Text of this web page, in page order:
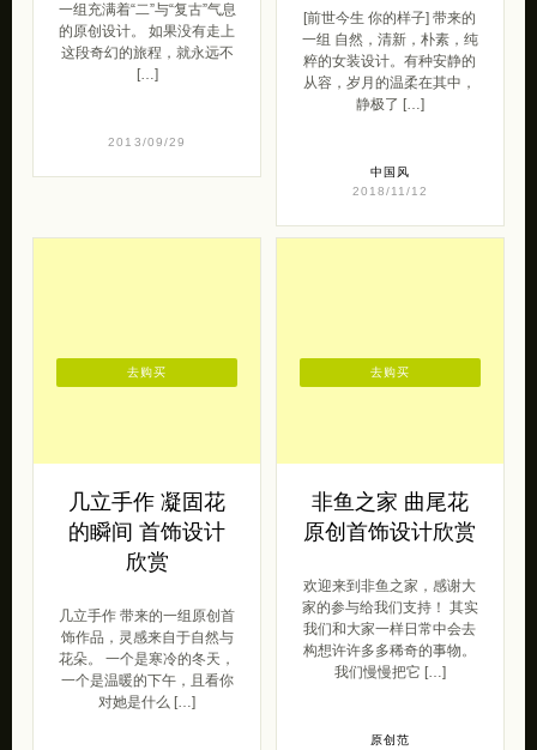
一组充满着“二”与“复古”气息
的原创设计。 如果没有走上
这段奇幻的旅程，就永远不
[…]
2013/09/29
[前世今生 你的样子] 带来的
一组 自然，清新，朴素，纯
粹的女装设计。有种安静的
从容，岁月的温柔在其中，
静极了 […]
中国风
2018/11/12
几立手作 凝固花
的瞬间 首饰设计
欣赏
几立手作 带来的一组原创首
饰作品，灵感来自于自然与
花朵。 一个是寒冷的冬天，
一个是温暖的下午，且看你
对她是什么 […]
去购买
非鱼之家 曲尾花
原创首饰设计欣赏
欢迎来到非鱼之家，感谢大
家的参与给我们支持！ 其实
我们和大家一样日常中会去
构想许许多多稀奇的事物。
我们慢慢把它 […]
原创范
去购买